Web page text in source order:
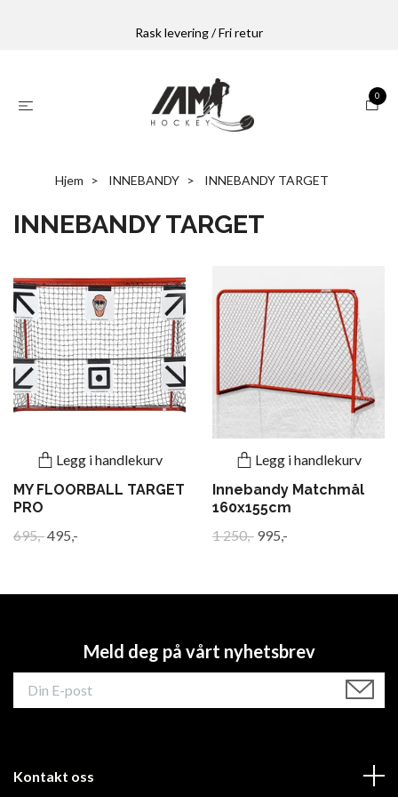
Rask levering / Fri retur
0
Hjem INNEBANDY INNEBANDY TARGET
INNEBANDY TARGET
Legg i handlekurv
MY FLOORBALL TARGET
PRO
695,-495,-
Legg i handlekurv
Innebandy Matchmål
160x155cm
1 250,- 995,-
Meld deg på vårt nyhetsbrev
Kontakt oss